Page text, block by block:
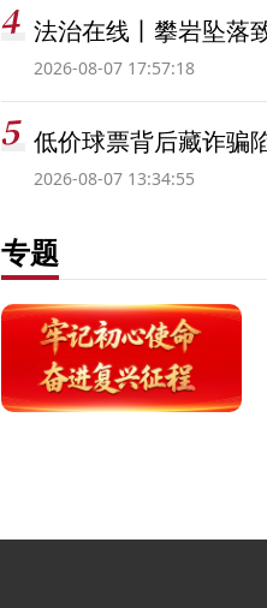
法治在线丨攀岩坠落
2026-08-07 17:57:18
低价球票背后藏诈骗
2026-08-07 13:34:55
专题